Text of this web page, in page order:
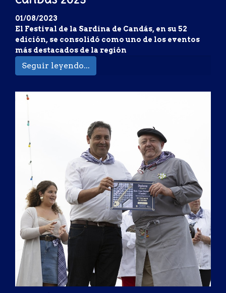
01/08/2023
El Festival de la Sardina de Candás, en su 52
edición, se consolidó como uno de los eventos
más destacados de la región
Seguir leyendo...